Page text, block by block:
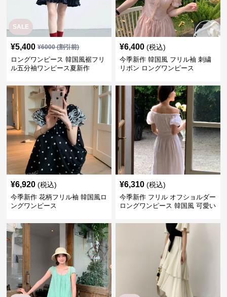
SALE
¥5,400 ¥6000(割引前)
ロングワンピース 韓国風裾フリ
ル五分袖ワンピース夏新作
¥6,400 (税込)
今季新作 韓国風 フリル袖 刺繍
リボン ロングワンピース
¥6,920 (税込)
今季新作 花柄フリル袖 韓国風ロ
ングワンピース
¥6,310 (税込)
今季新作 フリル オフショルダー
ロングワンピース 韓国風 可愛い